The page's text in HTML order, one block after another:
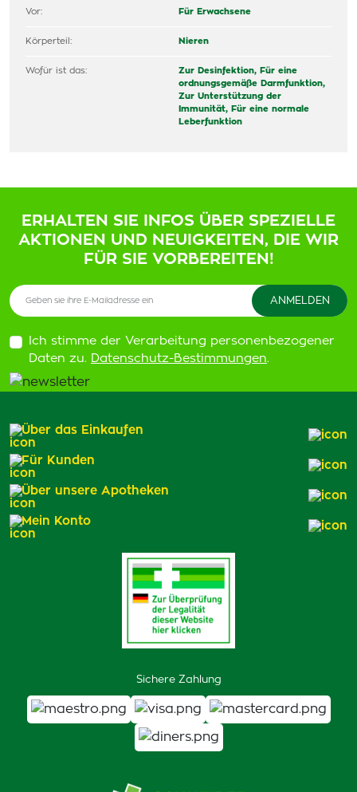
Vor: Für Erwachsene
Körperteil: Nieren
Wofür ist das: Zur Desinfektion, Für eine
ordnungsgemäße Darmfunktion,
Zur Unterstützung der
Immunität, Für eine normale
Leberfunktion
ERHALTEN SIE INFOS ÜBER SPEZIELLE
AKTIONEN UND NEUIGKEITEN, DIE WIR
FÜR SIE VORBEREITEN!
Ich stimme der Verarbeitung personenbezogener
Daten zu. Datenschutz-Bestimmungen.
Sichere Zahlung
Über das Einkaufen
Für Kunden
Über unsere Apotheken
Mein Konto